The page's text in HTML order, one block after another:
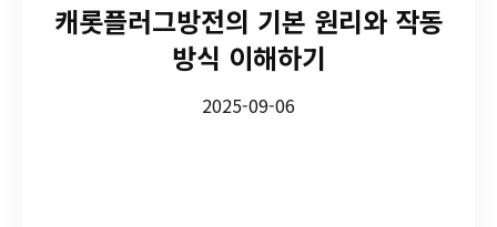
캐롯플러그방전의 기본 원리와 작동
방식 이해하기
2025-09-06